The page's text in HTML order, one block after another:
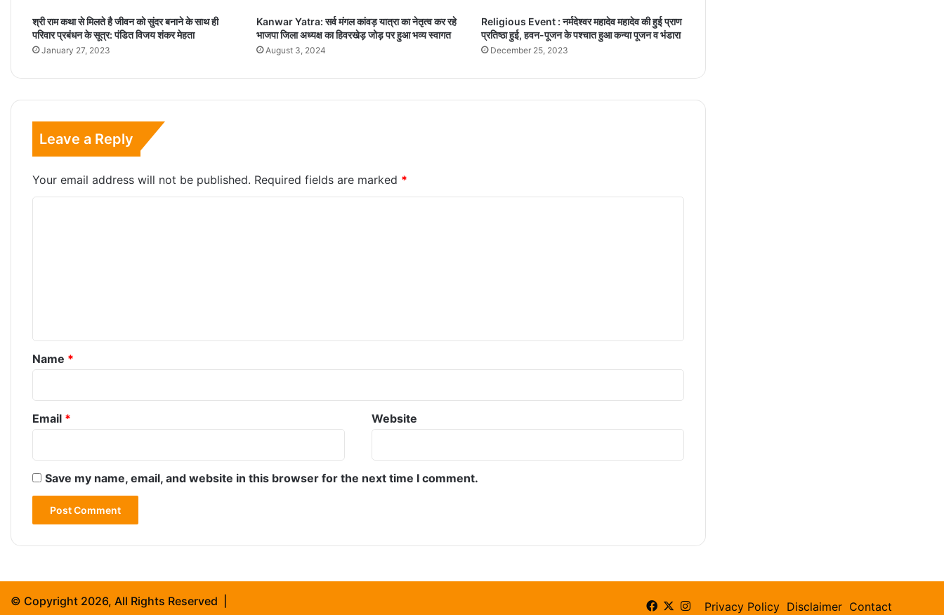
श्री राम कथा से मिलते है जीवन को सुंदर बनाने के साथ ही
परिवार प्रबंधन के सूत्र: पंडित विजय शंकर मेहता
January 27, 2023
Kanwar Yatra: सर्व मंगल कांवड़ यात्रा का नेतृत्व कर रहे
भाजपा जिला अध्यक्ष का हिवरखेड़ जोड़ पर हुआ भव्य स्वागत
August 3, 2024
Religious Event : नर्मदेश्वर महादेव महादेव की हुई प्राण
प्रतिष्ठा हुई, हवन-पूजन के पश्चात हुआ कन्या पूजन व भंडारा
December 25, 2023
Leave a Reply
Your email address will not be published. Required fields are marked *
*
Name *
Email * Website
Save my name, email, and website in this browser for the next time I comment.
© Copyright 2026, All Rights Reserved | Privacy Policy Disclaimer Contact
Facebook
X Instagram